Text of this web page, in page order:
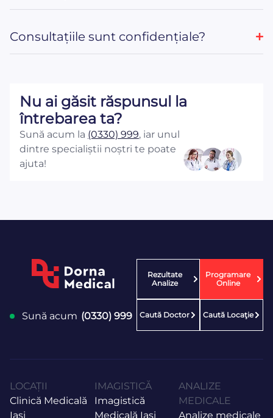
Consultațiile sunt confidențiale?
Nu ai găsit răspunsul la
întrebarea ta?
Sună acum la (0330) 999, iar unul
dintre specialiștii noștri te poate
ajuta!
Sună acum (0330) 999
Rezultate
Analize
Programare
Online
Caută Doctor Caută Locaţie
LOCAȚII
Clinică Medicală
Iaşi
IMAGISTICĂ
Imagistică
Medicală Iaşi
ANALIZE
MEDICALE
Analize medicale